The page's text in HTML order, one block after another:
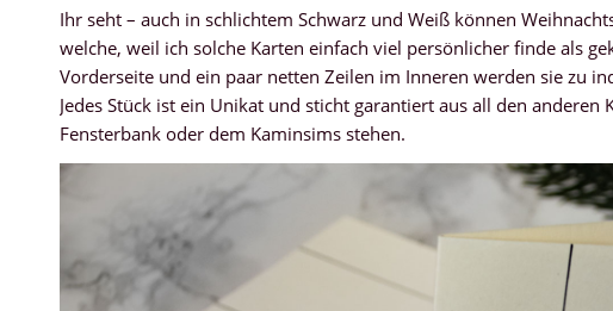
Ihr seht – auch in schlichtem Schwarz und Weiß können
welche, weil ich solche Karten einfach viel persönlicher finde als
Vorderseite und ein paar netten Zeilen im Inneren werden sie zu
Jedes Stück ist ein Unikat und sticht garantiert aus all den
Fensterbank oder dem Kaminsims stehen.